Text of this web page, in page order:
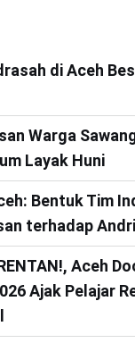
di Aceh
Warga
Layak Huni
Bentuk Tim
terhadap
Aceh
Ajak Pelajar